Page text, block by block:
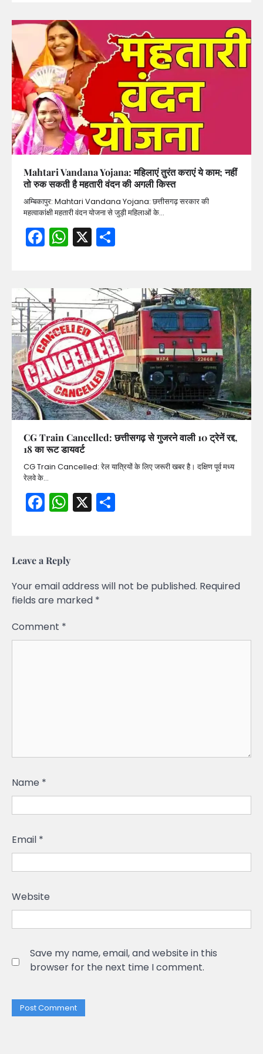
Mahtari Vandana Yojana: महिलाएं तुरंत कराएं ये काम; नहीं
तो रुक सकती है महतारी वंदन की अगली किस्त
अम्बिकापुर: Mahtari Vandana Yojana: छत्तीसगढ़ सरकार की
महत्वाकांक्षी महतारी वंदन योजना से जुड़ी महिलाओं के…
Facebook
WhatsApp
X
CG Train Cancelled: छत्तीसगढ़ से गुजरने वाली 10 ट्रेनें रद्द,
18 का रूट डायवर्ट
CG Train Cancelled: रेल यात्रियों के लिए जरूरी खबर है। दक्षिण पूर्व मध्य
रेलवे के…
Facebook
WhatsApp
X
Leave a Reply
Your email address will not be published. Required
fields are marked *
Comment *
Name *
Email *
Website
Save my name, email, and website in this
browser for the next time I comment.